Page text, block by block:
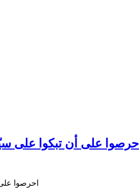
احرصوا على أن تبكوا على